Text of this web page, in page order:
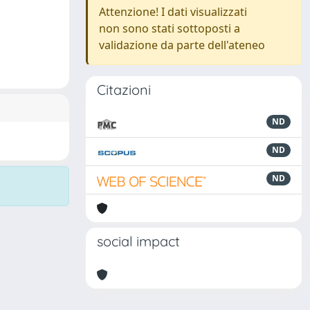
Attenzione! I dati visualizzati
non sono stati sottoposti a
validazione da parte dell'ateneo
Citazioni
ND
ND
ND
social impact